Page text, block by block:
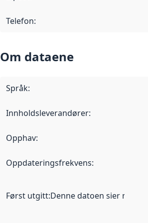
Telefon:
Om dataene
Språk:
Innholdsleverandører:
Opphav:
Oppdateringsfrekvens:
Først utgitt:Denne datoen sier når